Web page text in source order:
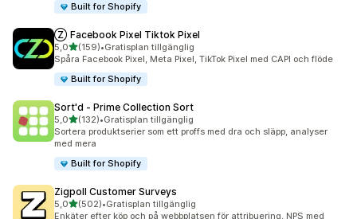
Built for Shopify
Ⓩ Facebook Pixel Tiktok Pixel
5,0av 5 stjärnor
(159)
159 recensioner totalt
•Gratisplan tillgänglig
Spåra Facebook Pixel, Meta Pixel, TikTok Pixel med CAPI och flöde
Built for Shopify
Sort'd ‑ Prime Collection Sort
5,0av 5 stjärnor
(132)
132 recensioner totalt
•Gratisplan tillgänglig
Sortera produktserier som ett proffs med dra och släpp, analyser
med mera
Built for Shopify
Zigpoll Customer Surveys
5,0av 5 stjärnor
(502)
502 recensioner totalt
•Gratisplan tillgänglig
Enkäter efter köp och på webbplatsen för attribuering, NPS med